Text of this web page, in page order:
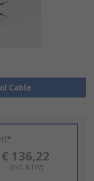
Cable
€ 136,22
(incl. BTW)